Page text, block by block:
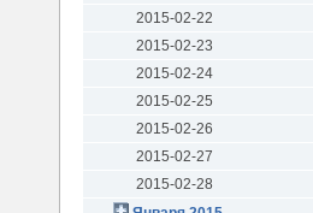
2015-02-22
2015-02-23
2015-02-24
2015-02-25
2015-02-26
2015-02-27
2015-02-28